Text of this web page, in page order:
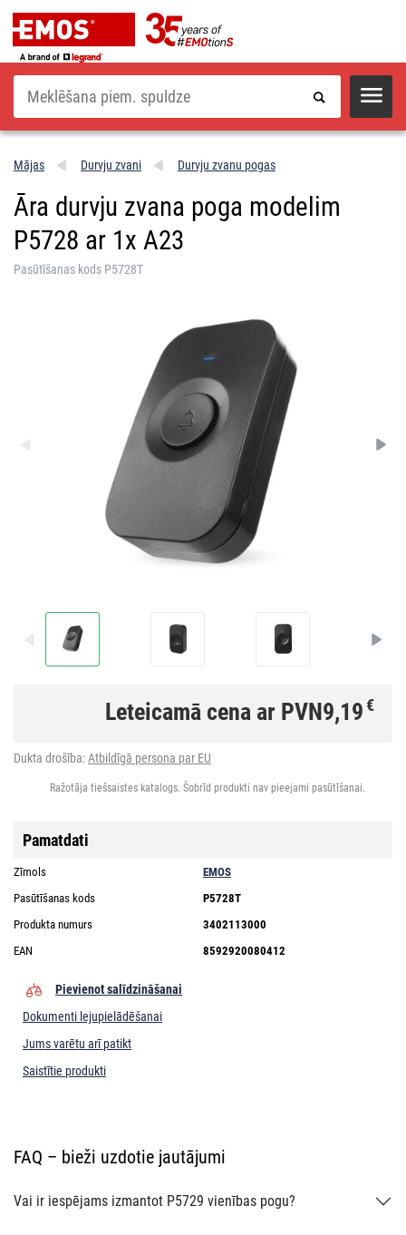
Meklēšana
Mājas Durvju zvani Durvju zvanu pogas
Āra durvju zvana poga modelim
P5728 ar 1x A23
Pasūtīšanas kods P5728T
Leteicamā cena ar PVN9,19€
Dukta drošība:Atbildīgā persona par EU
Ražotāja tiešsaistes katalogs. Šobrīd produkti nav pieejami pasūtīšanai.
Pamatdati
Zīmols
EMOS
Pasūtīšanas kods
P5728T
Produkta numurs
3402113000
EAN
8592920080412
Pievienot salīdzināšanai
Dokumenti lejupielādēšanai
Jums varētu arī patikt
Saistītie produkti
FAQ – bieži uzdotie jautājumi
Vai ir iespējams izmantot P5729 vienības pogu?